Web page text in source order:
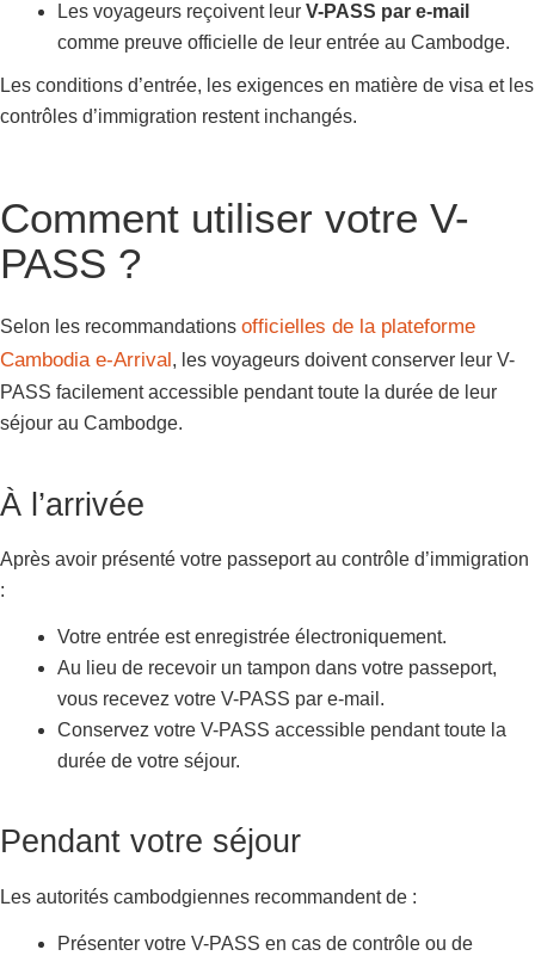
Les voyageurs reçoivent leur V-PASS par e-mail
comme preuve officielle de leur entrée au Cambodge.
Les conditions d’entrée, les exigences en matière de visa et les
contrôles d’immigration restent inchangés.
Comment utiliser votre V-
PASS ?
Selon les recommandations officielles de la plateforme
Cambodia e-Arrival , les voyageurs doivent conserver leur V-
PASS facilement accessible pendant toute la durée de leur
séjour au Cambodge.
À l’arrivée
Après avoir présenté votre passeport au contrôle d’immigration
:
Votre entrée est enregistrée électroniquement.
Au lieu de recevoir un tampon dans votre passeport,
vous recevez votre V-PASS par e-mail.
Conservez votre V-PASS accessible pendant toute la
durée de votre séjour.
Pendant votre séjour
Les autorités cambodgiennes recommandent de :
Présenter votre V-PASS en cas de contrôle ou de